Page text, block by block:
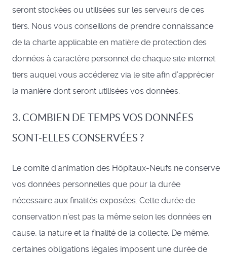
seront stockées ou utilisées sur les serveurs de ces
tiers. Nous vous conseillons de prendre connaissance
de la charte applicable en matière de protection des
données à caractère personnel de chaque site internet
tiers auquel vous accéderez via le site afin d’apprécier
la manière dont seront utilisées vos données.
3. COMBIEN DE TEMPS VOS DONNÉES
SONT-ELLES CONSERVÉES ?
Le comité d'animation des Hôpitaux-Neufs ne conserve
vos données personnelles que pour la durée
nécessaire aux finalités exposées. Cette durée de
conservation n’est pas la même selon les données en
cause, la nature et la finalité de la collecte. De même,
certaines obligations légales imposent une durée de